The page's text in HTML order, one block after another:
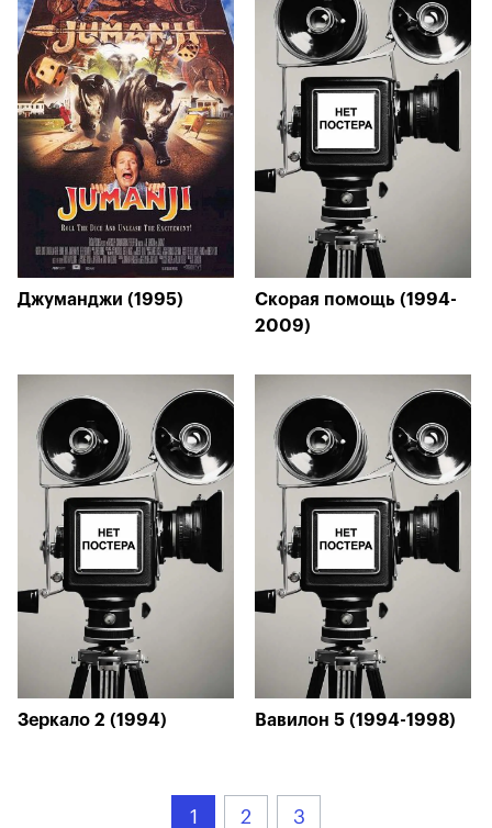
Джуманджи (1995)
Скорая помощь (1994-
2009)
Зеркало 2 (1994) Вавилон 5 (1994-1998)
1 2 3